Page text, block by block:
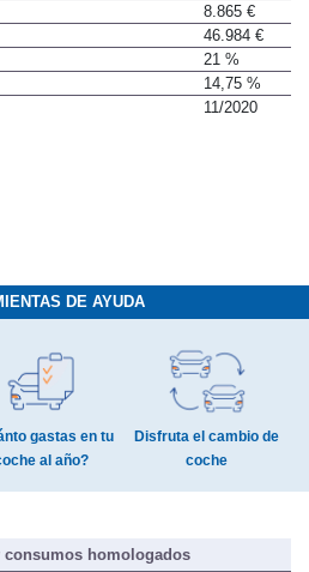
8.865 €
46.984 €
21 %
14,75 %
11/2020
DE AYUDA
gastas en tu
al año?
Disfruta el cambio de
coche
consumos homologados